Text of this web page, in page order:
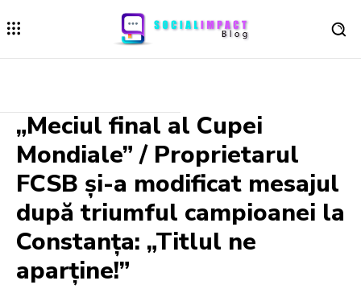
„Meciul final al Cupei
Mondiale” / Proprietarul
FCSB și-a modificat mesajul
după triumful campioanei la
Constanța: „Titlul ne
aparține!”